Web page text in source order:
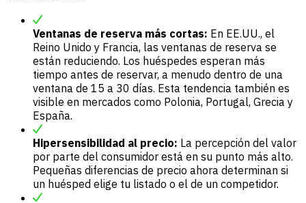
Ventanas de reserva más cortas: En EE.UU., el
Reino Unido y Francia, las ventanas de reserva se
están reduciendo. Los huéspedes esperan más
tiempo antes de reservar, a menudo dentro de una
ventana de 15 a 30 días. Esta tendencia también es
visible en mercados como Polonia, Portugal, Grecia y
España.
Hipersensibilidad al precio: La percepción del valor
por parte del consumidor está en su punto más alto.
Pequeñas diferencias de precio ahora determinan si
un huésped elige tu listado o el de un competidor.